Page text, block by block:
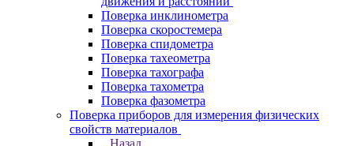
Поверка инклинометра
Поверка скоростемера
Поверка спидометра
Поверка тахеометра
Поверка тахографа
Поверка тахометра
Поверка фазометра
Поверка приборов для измерения физических
свойств материалов
Назад